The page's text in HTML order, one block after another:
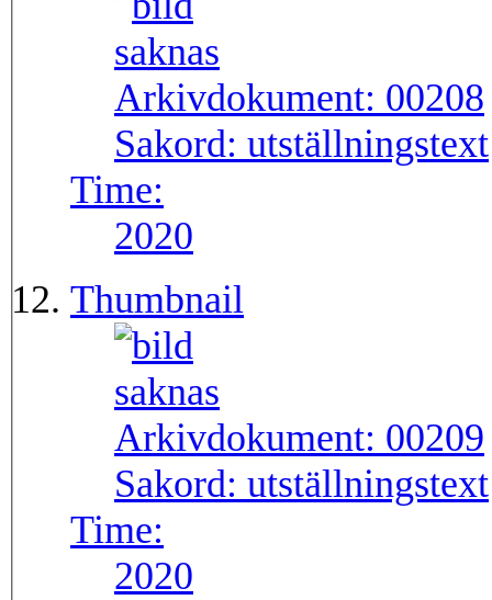
Arkivdokument: 00208
Sakord: utställningstext
Time:
2020
Thumbnail
Arkivdokument: 00209
Sakord: utställningstext
Time:
2020